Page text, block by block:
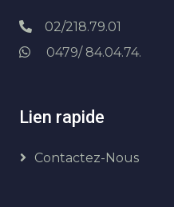
02/218.79.01
0479/ 84.04.74.
Lien rapide
Contactez-Nous